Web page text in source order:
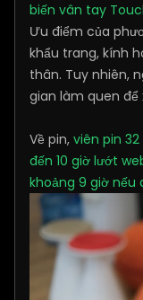
biến vân tay
Ưu điểm của
khẩu trang, kính
thân. Tuy nhiên,
gian làm quen
Về pin, viên pin
đến 10 giờ lướt
khoảng 9 giờ nếu